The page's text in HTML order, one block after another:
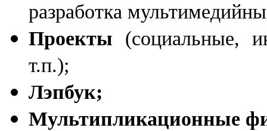
разработка
Проекты (социальные,
т.п.);
Лэпбук;
Мультипликационные